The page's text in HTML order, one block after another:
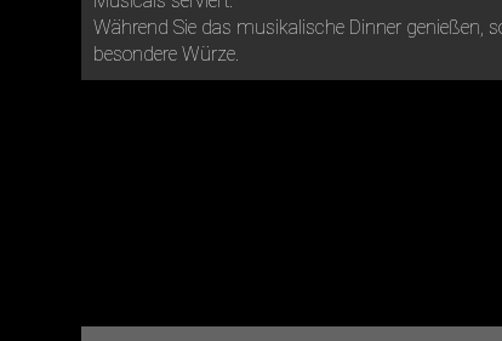
Während Sie das musikalische Dinner genießen,
besondere Würze.